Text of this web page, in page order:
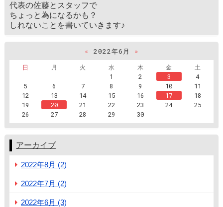
代表の佐藤とスタッフで
ちょっと為になるかも？
しれないことを書いていきます♪
« 2022年6月
»
日
月 火 水 木 金
土
1
2 3
4
5
6 7 8 9 10
11
12
13 14 15 16 17
18
19
20 21 22 23 24
25
26
27 28 29 30
アーカイブ
2022年8月 (2)
2022年7月 (2)
2022年6月 (3)